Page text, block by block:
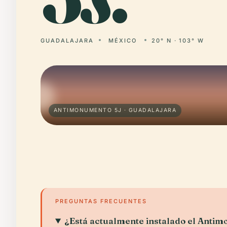
GUADALAJARA MÉXICO 20° N · 103° W
ANTIMONUMENTO 5J · GUADALAJARA
PREGUNTAS FRECUENTES
¿Está actualmente instalado el